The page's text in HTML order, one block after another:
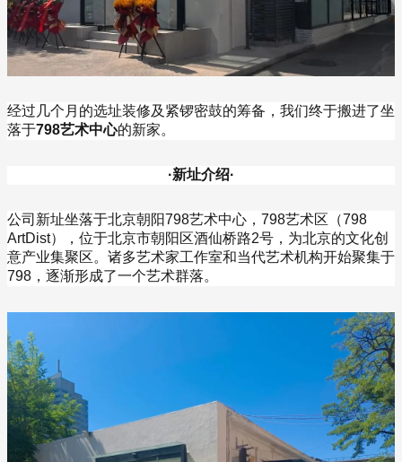
经过几个月的选址装修及紧锣密鼓的筹备，我们终于搬进了坐
落于798艺术中心的新家。
·新址介绍·
公司新址坐落于北京朝阳798艺术中心，798艺术区（798
ArtDist），位于北京市朝阳区酒仙桥路2号，为北京的文化创
意产业集聚区。诸多艺术家工作室和当代艺术机构开始聚集于
798，逐渐形成了一个艺术群落。